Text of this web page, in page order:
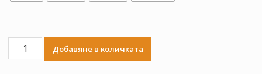
количество
Добавяне в количката